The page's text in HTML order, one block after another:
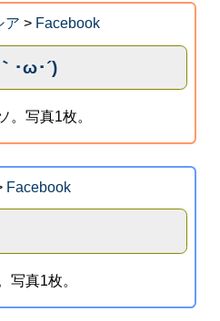
ア > Facebook
･ω･´)
。写真1枚。
Facebook
写真1枚。